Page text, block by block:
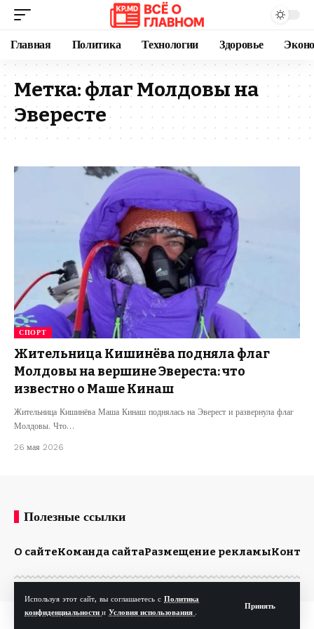
Используя этот сайт, вы соглашаетесь с Политика
конфиденциальности и Условия использования .
Принять
Главная Политика Технологии Здоровье
Метка: флаг Молдовы на
Эвересте
СПОРТ
Жительница Кишинёва подняла флаг
Молдовы на вершине Эвереста: что
известно о Маше Кинаш
Жительница Кишинёва Маша Кинаш поднялась на Эверест и развернула флаг
Молдовы. Что…
26 мая 2026
Полезные ссылки
О сайтеКоманда сайтаРазмещение рекламы
© Kp.md. Все права защищены.